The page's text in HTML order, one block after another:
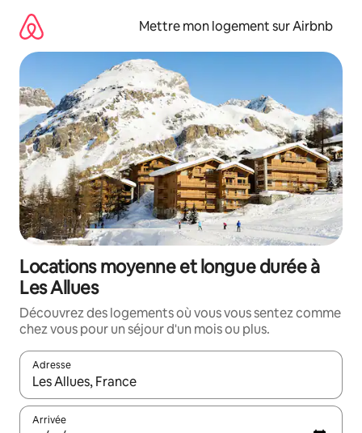
directement
contenu
Mettre mon logement sur Airbnb
Locations moyenne et longue durée à
Les Allues
Découvrez des logements où vous vous sentez comme
chez vous pour un séjour d'un mois ou plus.
Adresse
Lorsque les résultats s'affichent, utilisez les flèches vers le
Arrivée